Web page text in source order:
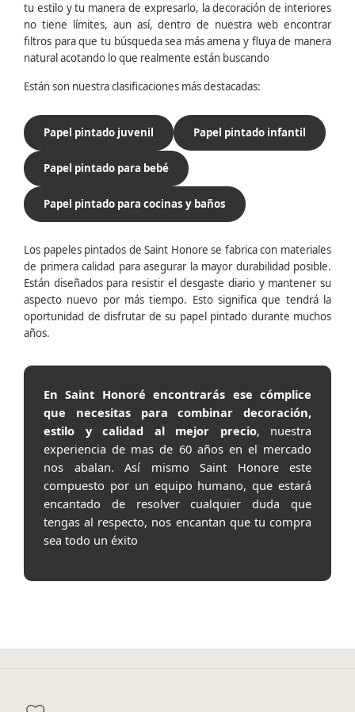
tu estilo y tu manera de expresarlo, la decoración de interiores
no tiene límites, aun así, dentro de nuestra web encontrar
filtros para que tu búsqueda sea más amena y fluya de manera
natural acotando lo que realmente están buscando
Están son nuestra clasificaciones más destacadas:
Papel pintado juvenil Papel pintado infantil
Papel pintado para bebé
Papel pintado para cocinas y baños
Los papeles pintados de Saint Honore se fabrica con materiales
de primera calidad para asegurar la mayor durabilidad posible.
Están diseñados para resistir el desgaste diario y mantener su
aspecto nuevo por más tiempo. Esto significa que tendrá la
oportunidad de disfrutar de su papel pintado durante muchos
años.
En Saint Honoré encontrarás ese cómplice
que necesitas para combinar decoración,
estilo y calidad al mejor precio, nuestra
experiencia de mas de 60 años en el mercado
nos abalan. Así mismo Saint Honore este
compuesto por un equipo humano, que estará
encantado de resolver cualquier duda que
tengas al respecto, nos encantan que tu compra
sea todo un éxito